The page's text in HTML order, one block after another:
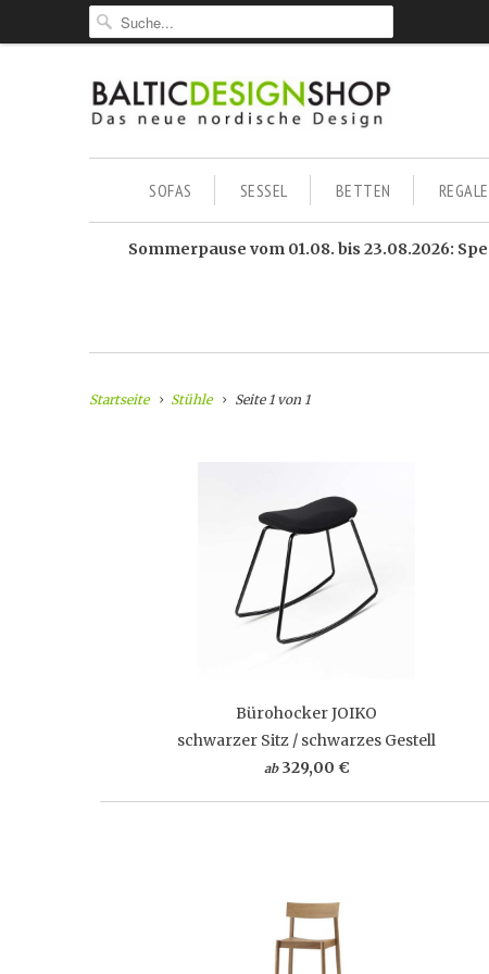
SOFAS SESSEL BETTEN REGALE
Sommerpause vom 01.08. bis 23.08.2026:
Startseite Stühle Seite 1 von 1
Bürohocker JOIKO
schwarzer Sitz / schwarzes Gestell
ab 329,00 €